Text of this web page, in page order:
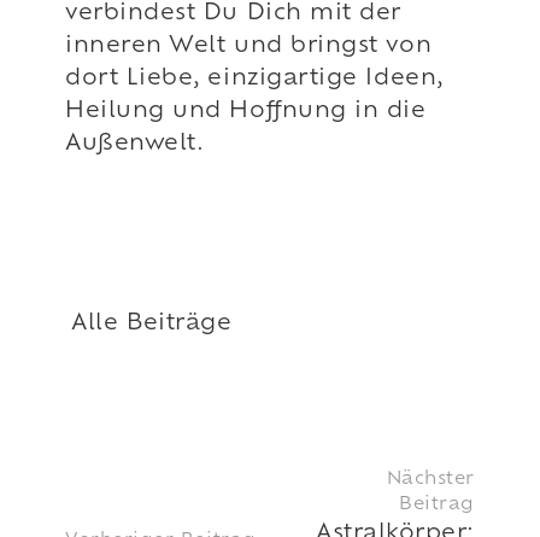
verbindest Du Dich mit der
inneren Welt und bringst von
dort Liebe, einzigartige Ideen,
Heilung und Hoffnung in die
Außenwelt.
Alle Beiträge
Nächster
Beitrag